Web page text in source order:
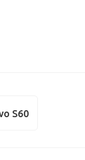
S60